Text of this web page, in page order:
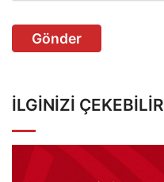
Gönder
İLGINIZI ÇEKEBILIR